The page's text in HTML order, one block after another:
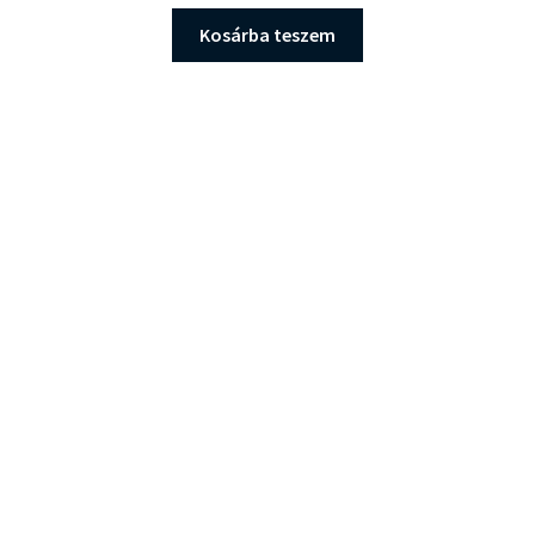
Kosárba teszem